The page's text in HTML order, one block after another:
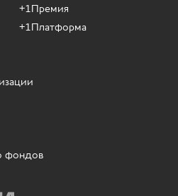
+1Премия
+1Платформа
фондов